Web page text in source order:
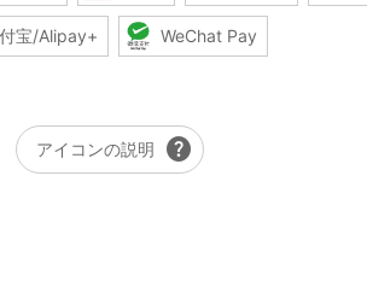
宝/Alipay+ WeChat Pay
アイコンの説明 help